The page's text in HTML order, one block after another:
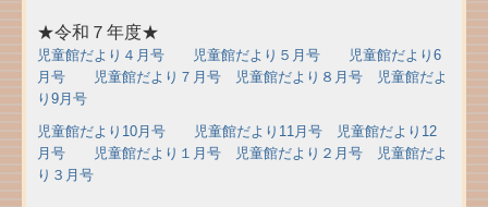
★令和７年度★
児童館だより４月号 児童館だより５月号
児童館だより6
月号
児童館だより７月号 児童館だより８月号
児童館だよ
り9月号
児童館だより10月号
児童館だより11月号
児童館だより12
月号
児童館だより１月号 児童館だより２月号
児童館だよ
り３月号